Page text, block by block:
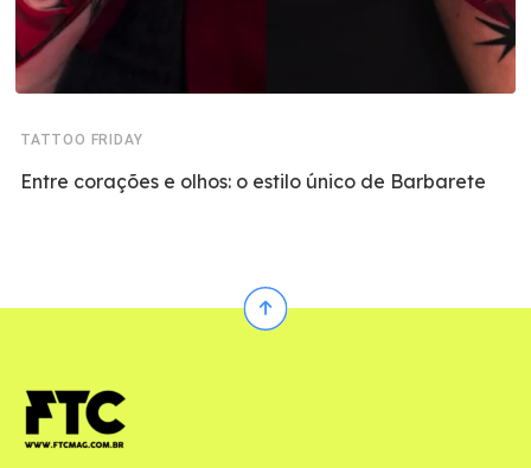
TATTOO FRIDAY
Entre corações e olhos: o estilo único de Barbarete